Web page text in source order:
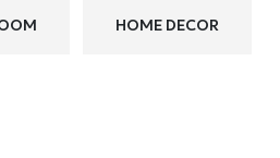
HOME DECOR